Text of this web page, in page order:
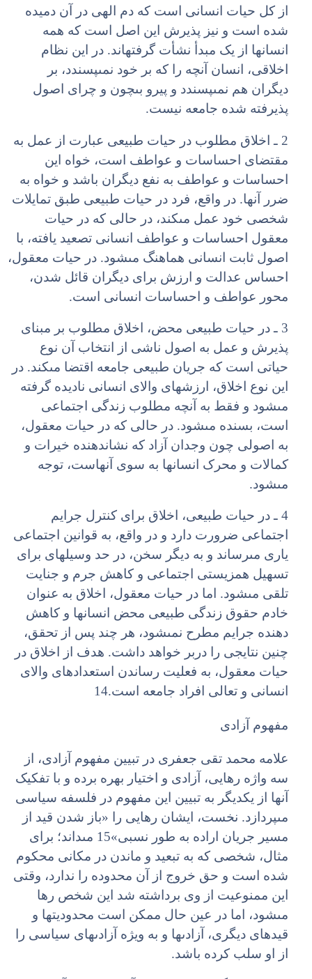
از کل حیات انسانى است که دم الهى در آن دمیده
شده است و نیز پذیرش این اصل است که همه
انسان‏ها از یک مبدأ نشأت گرفته‏اند. در این نظام
اخلاقى، انسان آنچه را که بر خود نمى‏پسندد، بر
دیگران هم نمى‏پسندد و پیرو بى‏چون و چراى اصول
پذیرفته شده جامعه نیست.
2 ـ اخلاق مطلوب در حیات طبیعى عبارت از عمل به
مقتضاى احساسات و عواطف است، خواه این
احساسات و عواطف به نفع دیگران باشد و خواه به
ضرر آنها. در واقع، فرد در حیات طبیعى طبق تمایلات
شخصى خود عمل مى‏کند، در حالى که در حیات
معقول احساسات و عواطف انسانى تصعید یافته، با
اصول ثابت انسانى هماهنگ مى‏شود. در حیات معقول،
احساس عدالت و ارزش براى دیگران قائل شدن،
محور عواطف و احساسات انسانى است.
3 ـ در حیات طبیعى محض، اخلاق مطلوب بر مبناى
پذیرش و عمل به اصول ناشى از انتخاب آن نوع
حیاتى است که جریان طبیعى جامعه اقتضا مى‏کند. در
این نوع اخلاق، ارزش‏هاى والاى انسانى نادیده گرفته
مى‏شود و فقط به آنچه مطلوب زندگى اجتماعى
است، بسنده مى‏شود. در حالى که در حیات معقول،
به اصولى چون وجدان آزاد که نشان‏دهنده خیرات و
کمالات و محرک انسان‏ها به سوى آنهاست، توجه
مى‏شود.
4 ـ در حیات طبیعى، اخلاق براى کنترل جرایم
اجتماعى ضرورت دارد و در واقع، به قوانین اجتماعى
یارى مى‏رساند و به دیگر سخن، در حد وسیله‏اى براى
تسهیل همزیستى اجتماعى و کاهش جرم و جنایت
تلقى مى‏شود. اما در حیات معقول، اخلاق به عنوان
خادم حقوق زندگى طبیعى محض انسان‏ها و کاهش
دهنده جرایم مطرح نمى‏شود، هر چند پس از تحقق،
چنین نتایجى را دربر خواهد داشت. هدف از اخلاق در
حیات معقول، به فعلیت رساندن استعدادهاى والاى
انسانى و تعالى افراد جامعه است.14
مفهوم آزادى
علامه محمد تقى جعفرى در تبیین مفهوم آزادى، از
سه واژه رهایى، آزادى و اختیار بهره برده و با تفکیک
آنها از یکدیگر به تبیین این مفهوم در فلسفه سیاسى
مى‏پردازد. نخست، ایشان رهایى را «باز شدن قید از
مسیر جریان اراده به طور نسبى»15 مى‏داند؛ براى
مثال، شخصى که به تبعید و ماندن در مکانى محکوم
شده است و حق خروج از آن محدوده را ندارد، وقتى
این ممنوعیت از وى برداشته شد این شخص رها
مى‏شود، اما در عین حال ممکن است محدودیت‏ها و
قیدهاى دیگرى، آزادى‏ها و به ویژه آزادى‏هاى سیاسى را
از او سلب کرده باشد.